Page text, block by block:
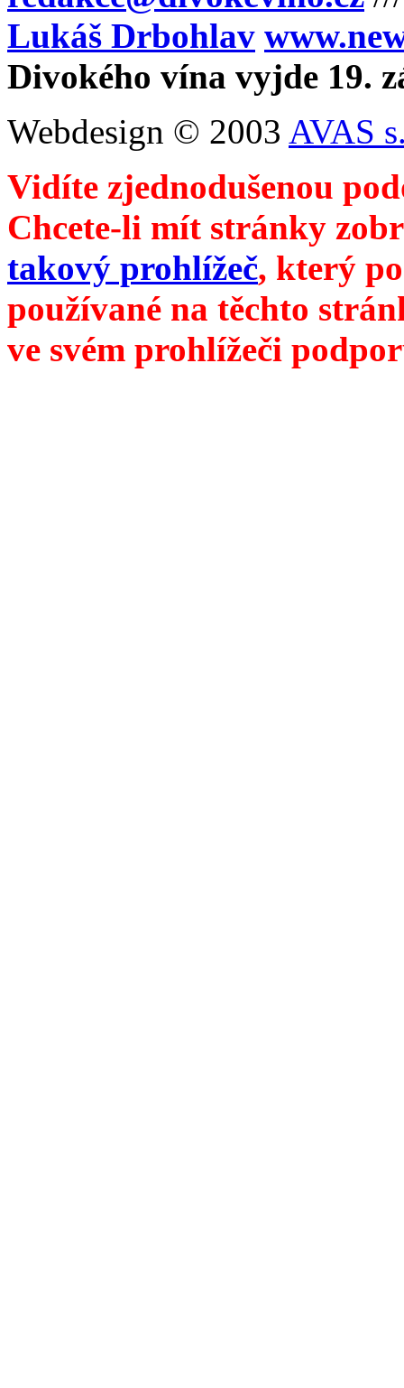
Lukáš Drbohlav
Divokého vína vyjde 19.
Webdesign © 2003 AVAS
Vidíte zjednodušenou
Chcete-li mít stránky
takový prohlížeč, který
používané na těchto
ve svém prohlížeči